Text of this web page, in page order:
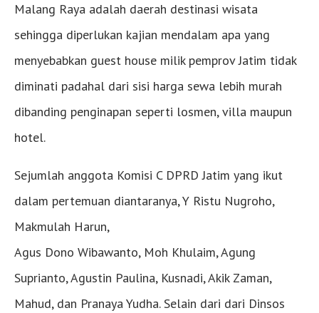
Malang Raya adalah daerah destinasi wisata
sehingga diperlukan kajian mendalam apa yang
menyebabkan guest house milik pemprov Jatim tidak
diminati padahal dari sisi harga sewa lebih murah
dibanding penginapan seperti losmen, villa maupun
hotel.
Sejumlah anggota Komisi C DPRD Jatim yang ikut
dalam pertemuan diantaranya, Y Ristu Nugroho,
Makmulah Harun,
Agus Dono Wibawanto, Moh Khulaim, Agung
Suprianto, Agustin Paulina, Kusnadi, Akik Zaman,
Mahud, dan Pranaya Yudha. Selain dari dari Dinsos